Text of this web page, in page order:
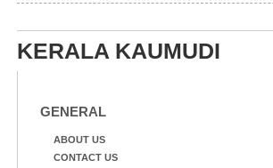
KERALA KAUMUDI
GENERAL
ABOUT US
CONTACT US